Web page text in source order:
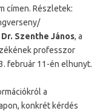
címen. Részletek:
Dr. Szenthe János, a
professzor
február 11-én elhunyt.
a
konkrét kérdés